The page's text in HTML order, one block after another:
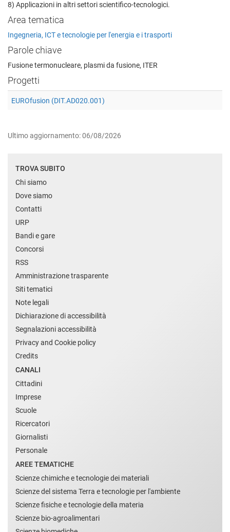
8) Applicazioni in altri settori scientifico-tecnologici.
Area tematica
Ingegneria, ICT e tecnologie per l'energia e i trasporti
Parole chiave
Fusione termonucleare, plasmi da fusione, ITER
Progetti
EUROfusion (DIT.AD020.001)
Ultimo aggiornamento: 06/08/2026
TROVA SUBITO
Chi siamo
Dove siamo
Contatti
URP
Bandi e gare
Concorsi
RSS
Amministrazione trasparente
Siti tematici
Note legali
Dichiarazione di accessibilità
Segnalazioni accessibilità
Privacy and Cookie policy
Credits
CANALI
Cittadini
Imprese
Scuole
Ricercatori
Giornalisti
Personale
AREE TEMATICHE
Scienze chimiche e tecnologie dei materiali
Scienze del sistema Terra e tecnologie per l'ambiente
Scienze fisiche e tecnologie della materia
Scienze bio-agroalimentari